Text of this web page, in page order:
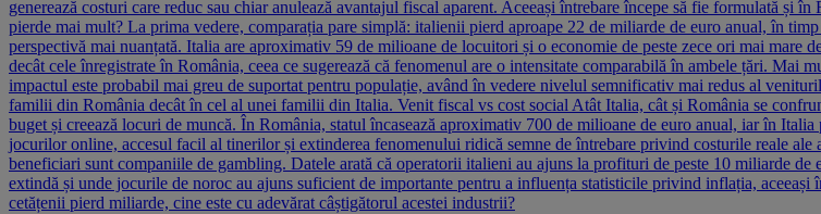
generează costuri care reduc sau chiar anulează avantajul fiscal aparent. Aceeași întrebare începe să fie formulată
pierde mai mult? La prima vedere, comparația pare simplă: italienii pierd aproape 22 de miliarde de euro anual, în
perspectivă mai nuanțată. Italia are aproximativ 59 de milioane de locuitori și o economie de peste zece ori mai mare
decât cele înregistrate în România, ceea ce sugerează că fenomenul are o intensitate comparabilă în ambele țări. Mai
impactul este probabil mai greu de suportat pentru populație, având în vedere nivelul semnificativ mai redus al
familii din România decât în cel al unei familii din Italia. Venit fiscal vs cost social Atât Italia, cât și România se
buget și creează locuri de muncă. În România, statul încasează aproximativ 700 de milioane de euro anual, iar în
jocurilor online, accesul facil al tinerilor și extinderea fenomenului ridică semne de întrebare privind costurile reale
beneficiari sunt companiile de gambling. Datele arată că operatorii italieni au ajuns la profituri de peste 10 miliarde
extindă și unde jocurile de noroc au ajuns suficient de importante pentru a influența statisticile privind inflația,
cetățenii pierd miliarde, cine este cu adevărat câștigătorul acestei industrii?